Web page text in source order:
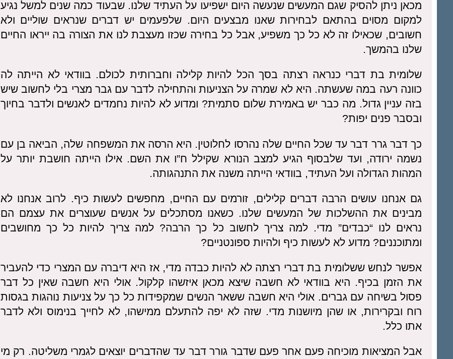
מכאן ניתן להסיק שגם המעשים שנעשה היום ישפיעו על העתיד שלנו. שבעוד כמה שנים למשל נגיע
למקום מסוים בהתאם לבחירות שאנו מבצעים היום. שלפעמים יש דברים שנראים שוליים ולא
חשובים, שכאילו זה לא כל כך משפיע, אבל כל בחירה שכזו מעצבת לנו את הצורה בה ייראו החיים
שלנו בהמשך.
שלומית בת דברי כנראה רצתה בסך הכל להיות קלילה וחברותית לכולם. בוודאי לא הייתה לה
כוונה רעה במה שעשתה. היא לא שמרה על הצניעות והתחילה לדבר עם גבר מצרי בלי לחשוב שיש
בזה עניין גדול. מה כבר יש באמירת שלום סתמית? ומדוע לא להיות נחמדים לאנשים ולדבר בחיוך
ובסבר פנים יפות?
כך דבר גרר דבר עד שכל החיים שלה נהרסו לחלוטין. היא הרסה את המשפחה שלה, הביאה בן עם
נשמה ירודה, ועד שלבסוף הגיע למצב הנורא שקילל ח”ו את השם. אילו הייתה חושבת יותר על
המהות הגדולה ועל העתיד, בוודאי הייתה משנה את התנהגותה.
גם אנחנו עושים הרבה דברים קלילים, זורמים עם החיים, מחפשים לעשות כיף. לרוב אנחנו לא
מבינים את ההשלכות של המעשים שלנו. כשאנו מסתכלים על אנשים שעוצרים את עצמם הם
נראים לנו “כבדים” מדי. למה צריך לחשוב כל כך הרבה? למה צריך להיות כל כך מחושבים
ומתוכננים? מדוע לא לעשות כיף ולהיות ספונטניים?
אפשר לנחש ששלומית בת דברי רצתה לא להיות כבדה מדי, אז היא דיברה עם המצרי כדי להעביר
את הזמן בכיף. היא בוודאי לא חשבה שיצא מכאן איזשהו קלקול. אולי היא חשבה שאין כל דבר
פסול בשיחה עם גברים. אולי היא חשבה ששאר הנשים שמקפידות כל כך על צניעות נוהגות בגסות
רוח ובקרירות, או שהן מיושנות מדי. שזה לא יפה להתעלם ממישהו, לא לחייך בנימוס ולא לדבר
אתו כלל.
אבל המציאות מוכיחה פעם אחר פעם שדבר גורר דבר עד שהדברים יוצאים לגמרי משליטה. רק מי